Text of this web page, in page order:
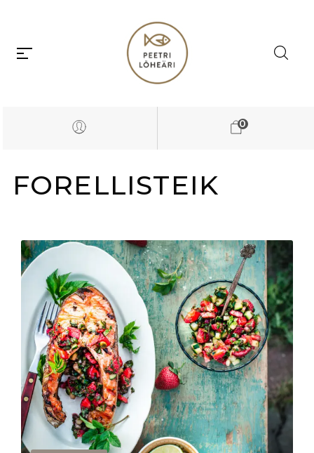
0
FORELLISTEIK